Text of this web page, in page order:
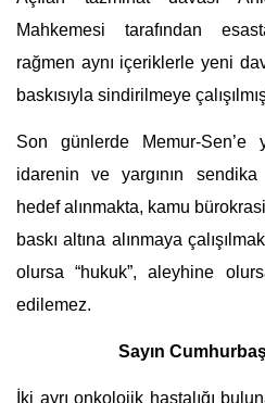
Mahkemesi tarafından
rağmen aynı içeriklerle yeni
baskısıyla sindirilmeye
Son günlerde Memur-Sen’e
idarenin ve yargının
hedef alınmakta, kamu
baskı altına alınmaya
olursa “hukuk”, aleyhine
edilemez.
Sayın
İki ayrı onkolojik hastalığı